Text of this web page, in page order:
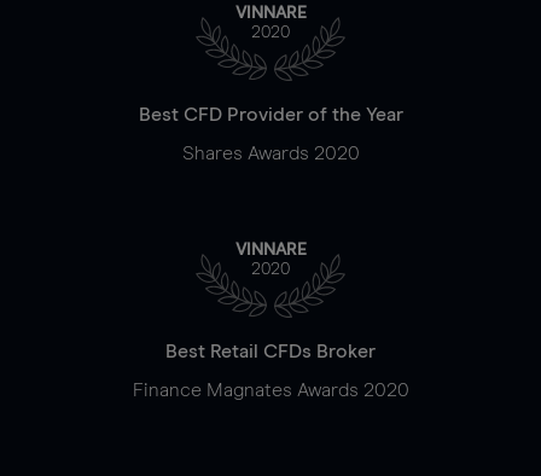
VINNARE
2020
Best CFD Provider of the Year
Shares Awards 2020
VINNARE
2020
Best Retail CFDs Broker
Finance Magnates Awards 2020